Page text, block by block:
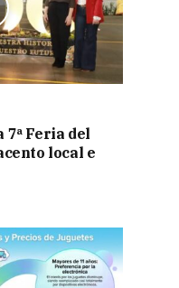
Feria del
local e